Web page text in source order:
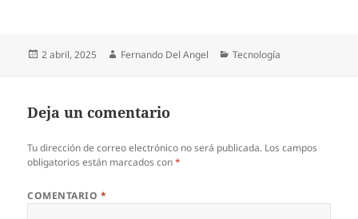
Publicado
2 abril, 2025 Autor
Fernando Del Angel Categorías
Tecnología
Deja un comentario
Tu dirección de correo electrónico no será publicada. Los campos
obligatorios están marcados con*
COMENTARIO *